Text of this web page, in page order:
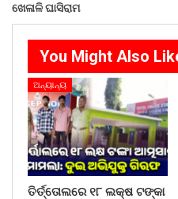
WhatsApp
ଖେଳାଳି ଘାସିରାମ
You Might Also
ଅନ୍ୟାନ୍ୟ
ତିର୍ତ୍ତୋଲରେ ୧୮ ଲକ୍ଷ ଟଙ୍କା